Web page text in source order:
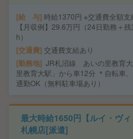
給 与 時給1370円 ※交通費全額支
【月収例】29.6万円（24日勤務＋
h）
交通費 交通費支給あり
勤務地 JR札沼線 あいの里教育
里教育大駅」から車12分 ＊自転車
通勤OK（無料駐車場あり）
最大時給1650円【ルイ・ヴ
札幌店[派遣]